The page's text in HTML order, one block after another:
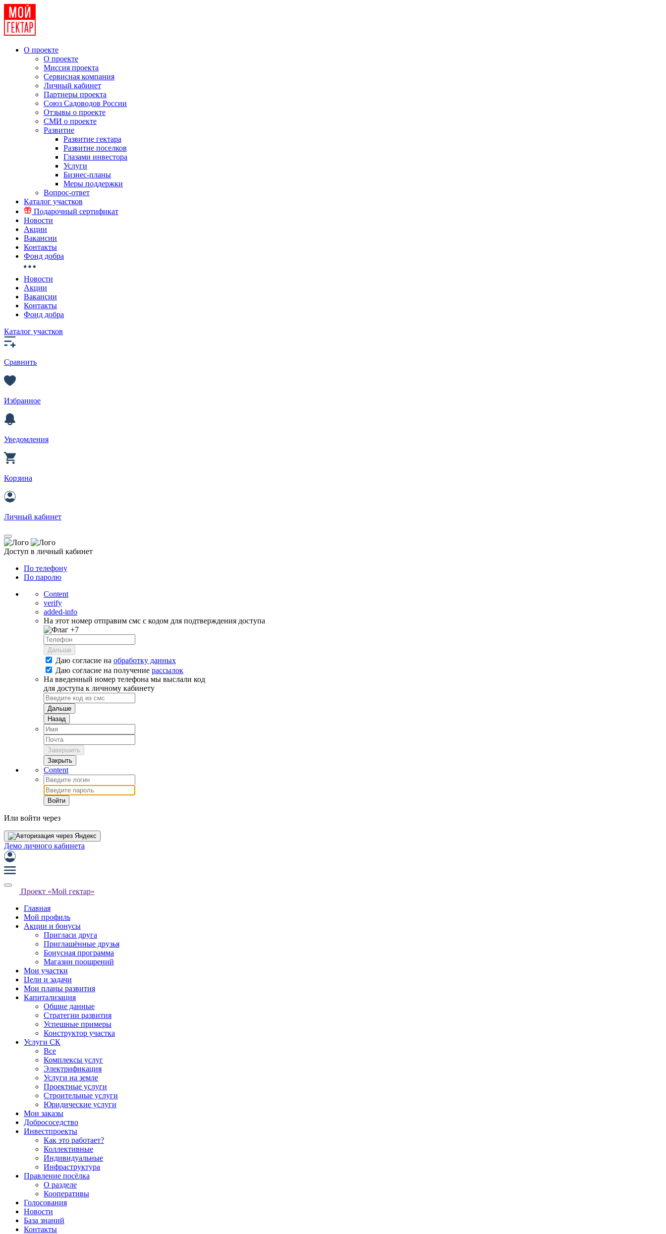
О проекте
О проекте
Миссия проекта
Сервисная компания
Личный кабинет
Партнеры проекта
Союз Садоводов России
Отзывы о проекте
СМИ о проекте
Развитие
Развитие гектара
Развитие поселков
Глазами инвестора
Услуги
Бизнес-планы
Меры поддержки
Вопрос-ответ
Каталог участков
Подарочный сертификат
Новости
Акции
Вакансии
Контакты
Фонд добра
Новости
Акции
Вакансии
Контакты
Фонд добра
Каталог участков
Сравнить
Избранное
Уведомления
Корзина
Личный кабинет
Доступ в личный кабинет
По телефону
По паролю
Content
verify
added-info
На этот номер отправим смс с кодом для подтверждения доступа
+7
Дальше
Даю согласие на обработку данных
Даю согласие на получение рассылок
На введенный номер телефона мы выслали код
для доступа к личному кабинету
Дальше
Назад
Завершить
Закрыть
Content
Войти
Или войти через
Демо личного кабинета
Проект «Мой гектар»
Главная
Мой профиль
Акции и бонусы
Пригласи друга
Приглашённые друзья
Бонусная программа
Магазин поощрений
Мои участки
Цели и задачи
Мои планы развития
Капитализация
Общие данные
Стратегии развития
Успешные примеры
Конструктор участка
Услуги СК
Все
Комплексы услуг
Электрификация
Услуги на земле
Проектные услуги
Строительные услуги
Юридические услуги
Мои заказы
Добрососедство
Инвестпроекты
Как это работает?
Коллективные
Индивидуальные
Инфраструктура
Правление посёлка
О разделе
Кооперативы
Голосования
Новости
База знаний
Контакты